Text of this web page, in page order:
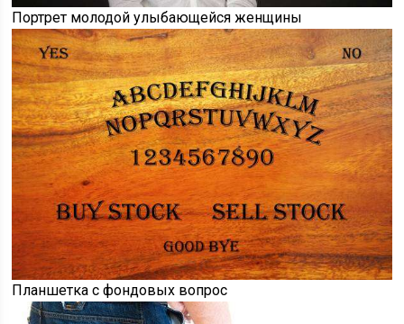
Портрет молодой улыбающейся женщины
Планшетка с фондовых вопрос